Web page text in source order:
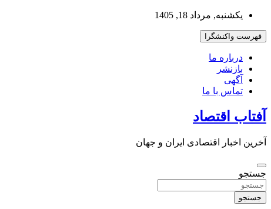
بروید
یکشنبه, مرداد 18, 1405
فهرست واکنشگرا
درباره ما
بازنشر
آگهی
تماس با ما
آفتاب اقتصاد
آخرین اخبار اقتصادی ایران و جهان
جستجو
جستجو